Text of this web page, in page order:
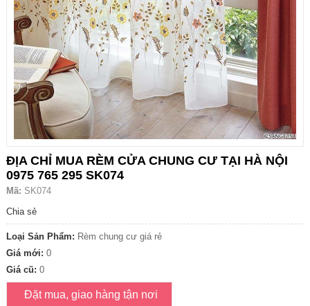
ĐỊA CHỈ MUA RÈM CỬA CHUNG CƯ TẠI HÀ NỘI
0975 765 295 SK074
Mã: SK074
Chia sẻ
Loại Sản Phẩm: Rèm chung cư giá rẻ
Giá mới: 0
Giá cũ: 0